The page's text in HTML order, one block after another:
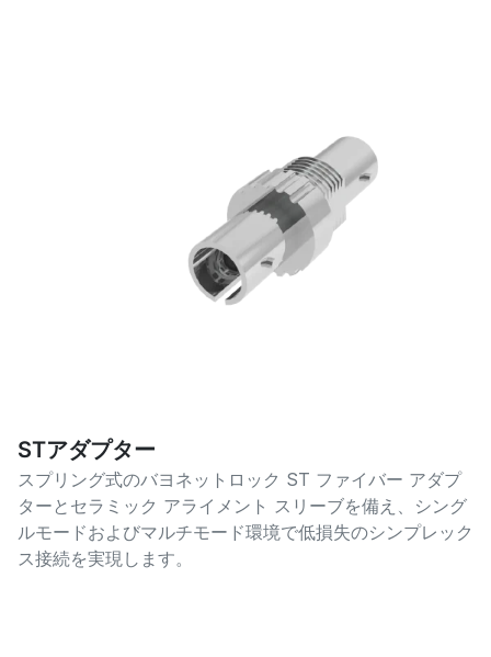
STアダプター
スプリング式のバヨネットロック ST ファイバー アダプ
ターとセラミック アライメント スリーブを備え、シング
ルモードおよびマルチモード環境で低損失のシンプレック
ス接続を実現します。